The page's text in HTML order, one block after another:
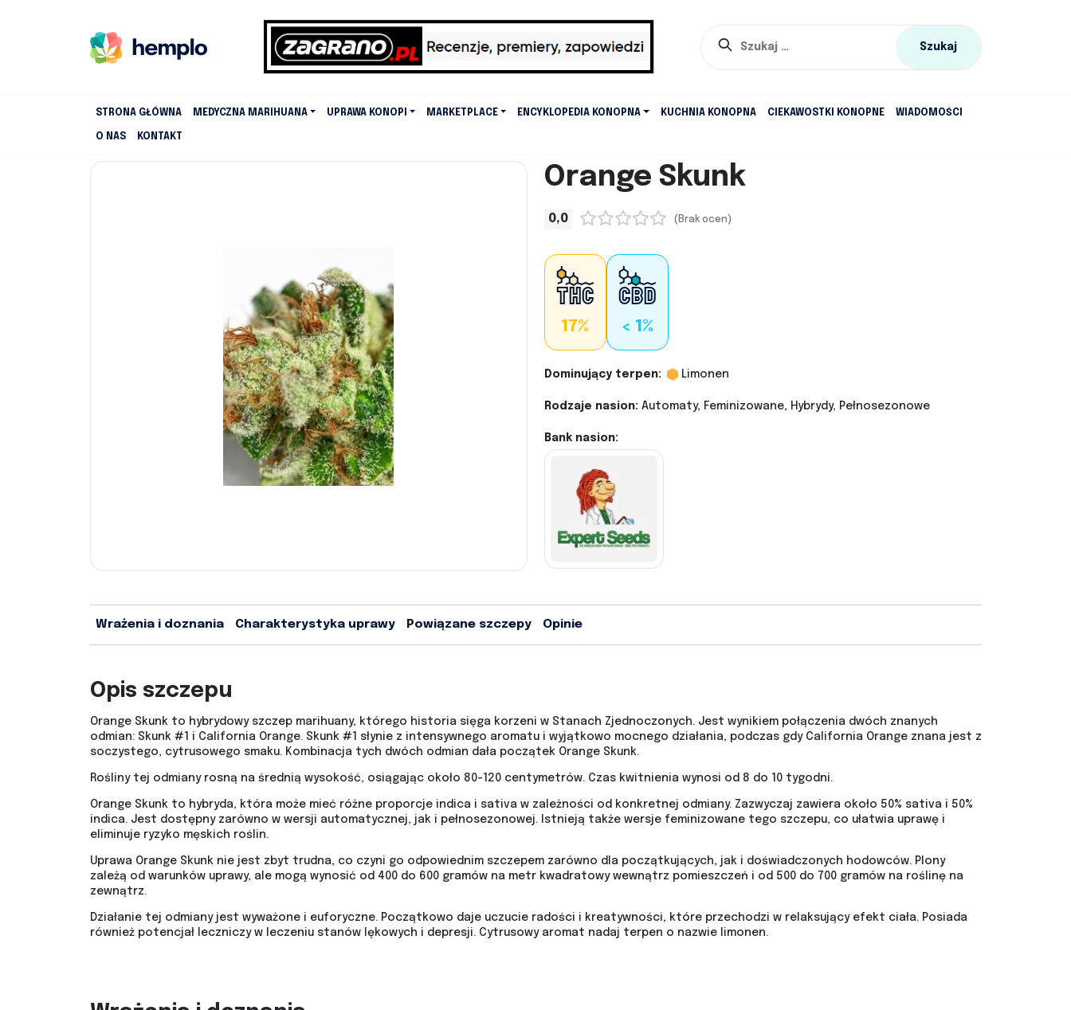
STRONA GŁÓWNA MEDYCZNA MARIHUANA UPRAWA KONOPI MARKETPLACE ENCYKLOPEDIA KONOPNA KUCHNIA KONOPNA CIEKAWOSTKI KONOPNE WIADOMOŚCI
O NAS KONTAKT
Orange Skunk
0,0 (Brak ocen)
17% < 1%
Dominujący terpen: Limonen
Rodzaje nasion: Automaty, Feminizowane, Hybrydy, Pełnosezonowe
Bank nasion:
Wrażenia i doznania Charakterystyka uprawy Powiązane szczepy Opinie
Opis szczepu
Orange Skunk to hybrydowy szczep marihuany, którego historia sięga korzeni w Stanach Zjednoczonych. Jest wynikiem połączenia dwóch znanych
odmian: Skunk #1 i California Orange. Skunk #1 słynie z intensywnego aromatu i wyjątkowo mocnego działania, podczas gdy California Orange znana jest z
soczystego, cytrusowego smaku. Kombinacja tych dwóch odmian dała początek Orange Skunk.
Rośliny tej odmiany rosną na średnią wysokość, osiągając około 80-120 centymetrów. Czas kwitnienia wynosi od 8 do 10 tygodni.
Orange Skunk to hybryda, która może mieć różne proporcje indica i sativa w zależności od konkretnej odmiany. Zazwyczaj zawiera około 50% sativa i 50%
indica. Jest dostępny zarówno w wersji automatycznej, jak i pełnosezonowej. Istnieją także wersje feminizowane tego szczepu, co ułatwia uprawę i
eliminuje ryzyko męskich roślin.
Uprawa Orange Skunk nie jest zbyt trudna, co czyni go odpowiednim szczepem zarówno dla początkujących, jak i doświadczonych hodowców. Plony
zależą od warunków uprawy, ale mogą wynosić od 400 do 600 gramów na metr kwadratowy wewnątrz pomieszczeń i od 500 do 700 gramów na roślinę na
zewnątrz.
Działanie tej odmiany jest wyważone i euforyczne. Początkowo daje uczucie radości i kreatywności, które przechodzi w relaksujący efekt ciała. Posiada
również potencjał leczniczy w leczeniu stanów lękowych i depresji. Cytrusowy aromat nadaj terpen o nazwie limonen.